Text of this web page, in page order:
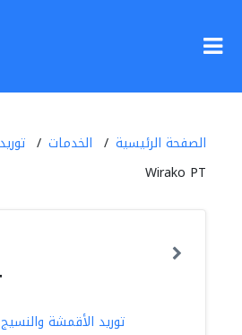
الصفحة الرئيسية الخدمات
Wirako PT
توريد الأقمشة والنسيج